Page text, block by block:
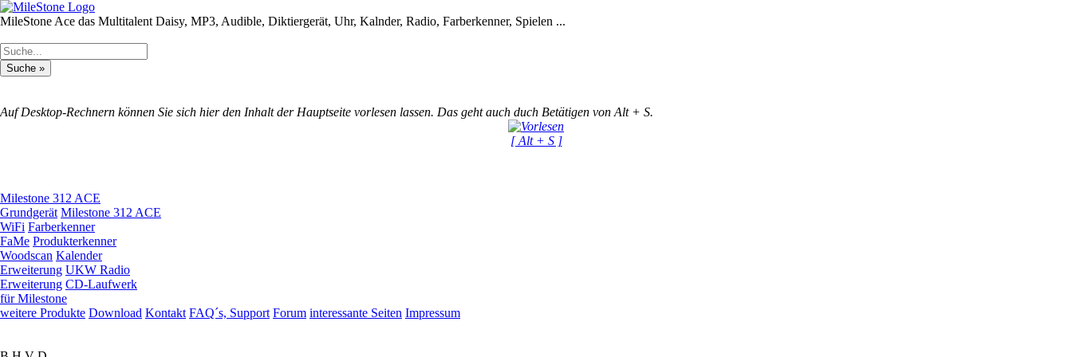
MileStone Ace das Multitalent Daisy, MP3, Audible, Diktiergerät, Uhr, Kalnder, Radio, Farberkenner, Spielen ...
Auf Desktop-Rechnern können Sie sich hier den Inhalt der Hauptseite vorlesen lassen. Das geht auch duch Betätigen von Alt + S.
[ Alt + S ]
Milestone 312 ACE
Grundgerät Milestone 312 ACE
WiFi Farberkenner
FaMe Produkterkenner
Woodscan Kalender
Erweiterung UKW Radio
Erweiterung CD-Laufwerk
für Milestone
weitere Produkte Download Kontakt FAQ´s, Support Forum interessante Seiten Impressum